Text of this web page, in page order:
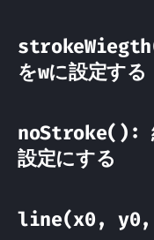
をwに設定する
noStroke():
設定にする
line(x0, y0,